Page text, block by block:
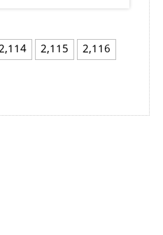
2,115
2,116